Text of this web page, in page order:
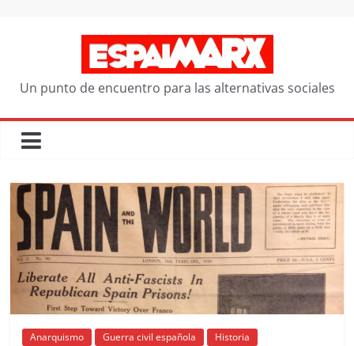
Un punto de encuentro para las alternativas sociales
Anarquismo Guerra civil española Historia